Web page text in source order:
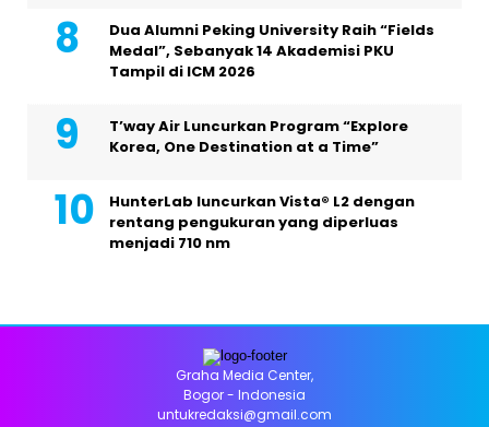
Dua Alumni Peking University Raih “Fields
Medal”, Sebanyak 14 Akademisi PKU
Tampil di ICM 2026
T’way Air Luncurkan Program “Explore
Korea, One Destination at a Time”
HunterLab luncurkan Vista® L2 dengan
rentang pengukuran yang diperluas
menjadi 710 nm
Graha Media Center,
Bogor - Indonesia
untukredaksi@gmail.com